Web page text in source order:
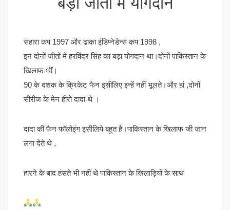
सहारा कप 1997 और ढाका इंडिप्नेडेन्स कप 1998 ,
इन दोनों जीतों में हरविंदर सिंह का बड़ा योगदान था।दोनों पाकिस्तान के
खिलाफ थीं।
90 के दशक के क्रिकेट फैन इसीलिए इन्हें नहीं भूलते।और हां ,दोनों
सीरीज के मेन हीरो दादा थे ।
दादा की फैन फॉलोइंग इसीलिये बहुत है।पाकिस्तान के खिलाफ जी जान
लगा देते थे ,
हारने के बाद हंसते भी नहीं थे पाकिस्तान के खिलाड़ियों के साथ